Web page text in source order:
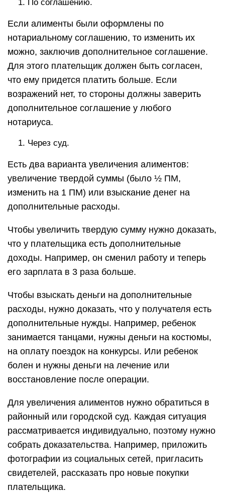
По соглашению.
Если алименты были оформлены по
нотариальному соглашению, то изменить их
можно, заключив дополнительное соглашение.
Для этого плательщик должен быть согласен,
что ему придется платить больше. Если
возражений нет, то стороны должны заверить
дополнительное соглашение у любого
нотариуса.
Через суд.
Есть два варианта увеличения алиментов:
увеличение твердой суммы (было ½ ПМ,
изменить на 1 ПМ) или взыскание денег на
дополнительные расходы.
Чтобы увеличить твердую сумму нужно доказать,
что у плательщика есть дополнительные
доходы. Например, он сменил работу и теперь
его зарплата в 3 раза больше.
Чтобы взыскать деньги на дополнительные
расходы, нужно доказать, что у получателя есть
дополнительные нужды. Например, ребенок
занимается танцами, нужны деньги на костюмы,
на оплату поездок на конкурсы. Или ребенок
болен и нужны деньги на лечение или
восстановление после операции.
Для увеличения алиментов нужно обратиться в
районный или городской суд. Каждая ситуация
рассматривается индивидуально, поэтому нужно
собрать доказательства. Например, приложить
фотографии из социальных сетей, пригласить
свидетелей, рассказать про новые покупки
плательщика.